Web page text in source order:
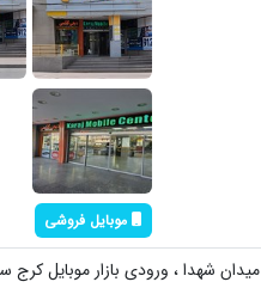
موبایل فروشی
میدان شهدا ، ورودی بازار موبایل